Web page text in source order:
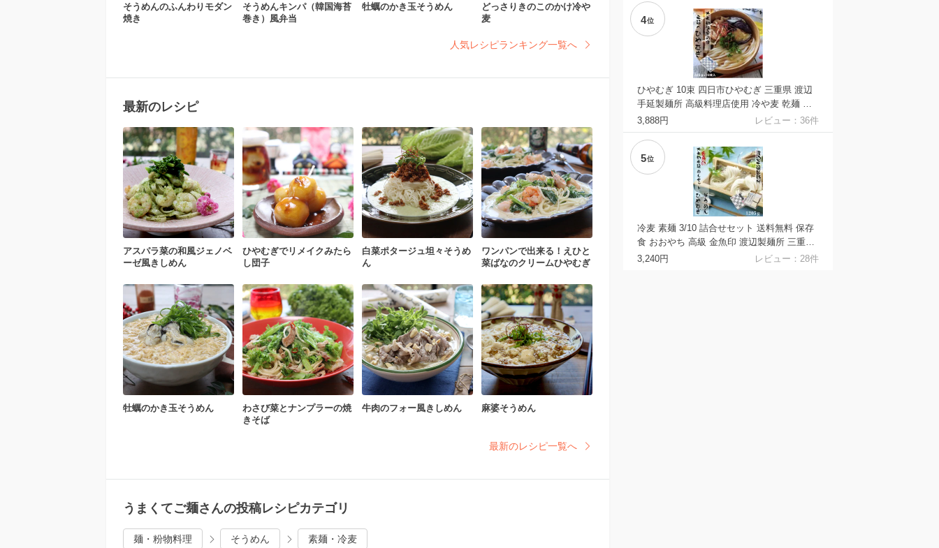
そうめんのふんわりモダン
焼き
そうめんキンパ（韓国海苔
巻き）風弁当
牡蠣のかき玉そうめん
どっさりきのこのかけ冷や
麦
人気レシピランキング一覧へ
最新のレシピ
アスパラ菜の和風ジェノベ
ーゼ風きしめん
ひやむぎでリメイクみたら
し団子
白菜ポタージュ坦々そうめ
ん
ワンパンで出来る！えひと
菜ばなのクリームひやむぎ
牡蠣のかき玉そうめん
わさび菜とナンプラーの焼
きそば
牛肉のフォー風きしめん 麻婆そうめん
最新のレシピ一覧へ
うまくてご麺さんの投稿レシピカテゴリ
麺・粉物料理 そうめん 素麺・冷麦
men お徳 大矢知 伝統の味 高級手延麺 常温
食 乾麺 長期保存食 無添加 うまくてご麺
4位
ひやむぎ 10束 四日市ひやむぎ 三重県 渡辺
手延製麺所 高級料理店使用 冷や麦 乾麺 う
どん 焼きそば パスタ あらゆる麺の代用に
生めん のような おおやち 手延べ 冷麦 金魚
印 製造直売店 大矢知 伝統の味 高級手延麺
長期保存食 常温食 無添加 うまくてご麺 um
akutegomen
3,888円 レビュー： 36件
5位
冷麦 素麺 3/10 詰合せセット 送料無料 保存
食 おおやち 高級 金魚印 渡辺製麺所 三重県
特産品
3,240円 レビュー： 28件